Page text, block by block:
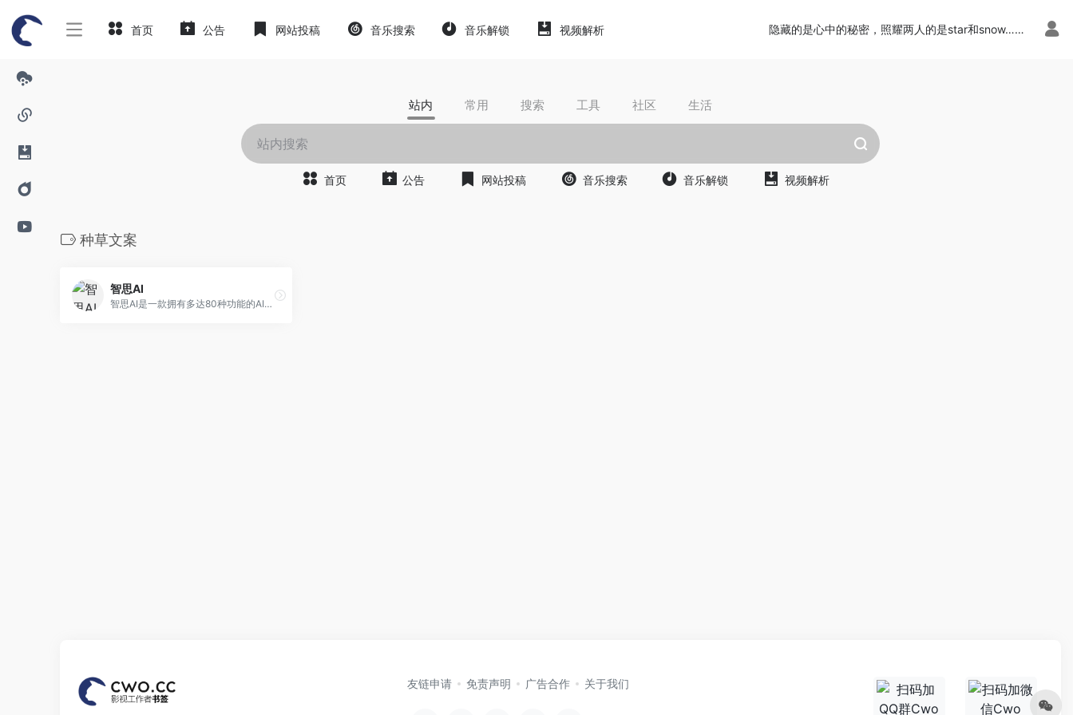
首页 公告 网站投稿 音乐搜索 音乐解锁 视频解析 隐藏的是心中的秘密，照耀两人的是star和snow……
站内 常用 搜索 工具 社区 生活
首页 公告 网站投稿 音乐搜索 音乐解锁 视频解析
种草文案
智思AI
智思AI是一款拥有多达80种功能的AI创作工具，提供AI文章生成、AI改写、广告、小红书、种草文案、抖音剧本、小说写作、论文改写、产品介绍、电商产品介绍、SEO分析、歌词创作、全自动写文章、等多功能。它能够自动化地分析你的文本内容，并为其提供专业报告，使你更好地了解文章。让你在快速、高效地完成任务的同时，创造出具有高质量的文本作品。
友链申请 免责声明 广告合作 关于我们